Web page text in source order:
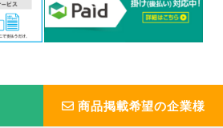
商品掲載希望の企業様